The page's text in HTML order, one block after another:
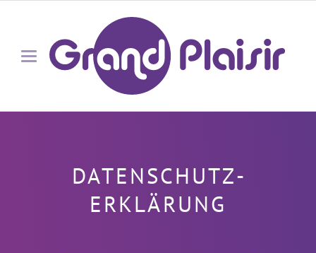
DATEN­SCHUTZ­
ERKLÄRUNG